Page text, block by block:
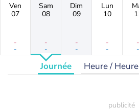
Ven
07
-
-
Sam
08
-
-
Dim
09
-
-
Lun
10
-
-
-
-
Journée Heure / Heure